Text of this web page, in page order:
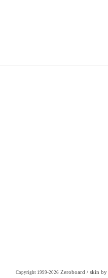
Copyright 1999-2026 Zeroboard / skin by